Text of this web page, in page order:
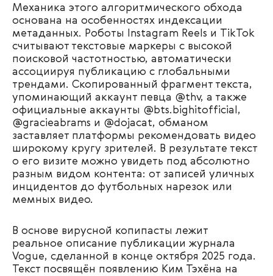
Механика этого алгоритмического обхода
основана на особенностях индексации
метаданных. Роботы Instagram Reels и TikTok
считывают текстовые маркеры с высокой
поисковой частотностью, автоматически
ассоциируя публикацию с глобальными
трендами. Скопированный фрагмент текста,
упоминающий аккаунт певца @thv, а также
официальные аккаунты @bts.bighitofficial,
@gracieabrams и @dojacat, обманом
заставляет платформы рекомендовать видео
широкому кругу зрителей. В результате текст
о его визите можно увидеть под абсолютно
разным видом контента: от записей уличных
инцидентов до футбольных нарезок или
мемных видео.
В основе вирусной копипасты лежит
реальное описание публикации журнала
Vogue, сделанной в конце октября 2025 года.
Текст посвящён появлению Ким Тэхёна на